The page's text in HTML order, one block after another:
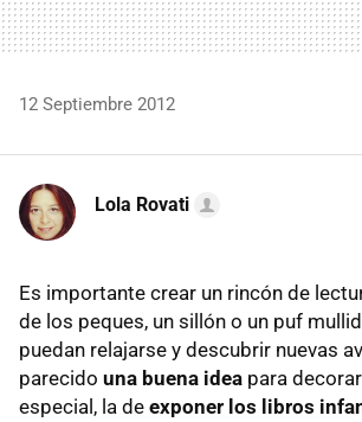
12 Septiembre 2012
Lola Rovati
Es importante crear un rincón de
de los peques, un sillón o un puf
puedan relajarse y descubrir nuevas
parecido una buena idea para
especial, la de exponer los libros